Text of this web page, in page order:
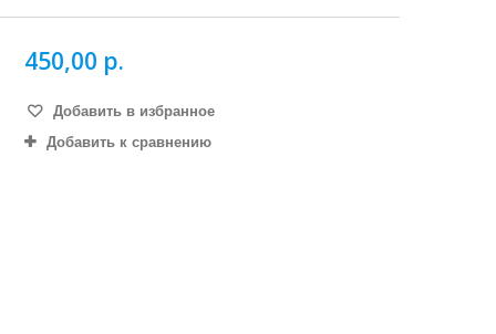
450,00 р.
Добавить в избранное
Добавить к сравнению